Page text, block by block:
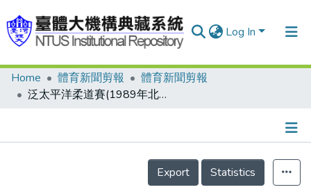
Log In
Communities & Collections
Home 體育新聞剪報
體育新聞剪報
泛太平洋柔道賽(1989年北京) 兩岸競技 名稱先熱身 「中華台北」一律遭拒絕 避免明年亞運枝節橫生 我應主動出擊 謀求解決之道/亞洲羽球錦標賽(1989年上海) 決移師曼谷舉行
Details
Export
Statistics